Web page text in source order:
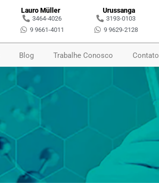
Lauro Müller
3464-4026
9 9661-4011
Urussanga
3193-0103
9 9629-2128
Blog Trabalhe Conosco Contato